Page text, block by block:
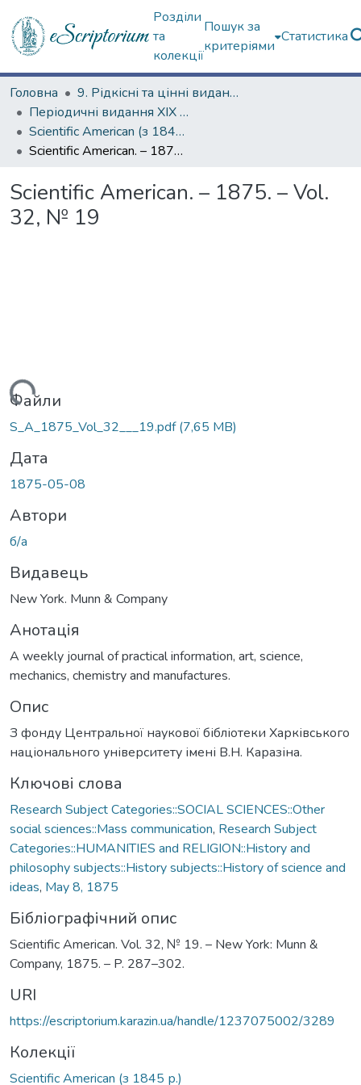
Розділи
та
колекції
Пошук за
критеріями
Статистика
Головна
9. Рідкісні та цінні видання
Періодичні видання ХІХ ст.
Scientific American (з 1845 р.)
Scientific American. – 1875. – Vol. 32, № 19
Scientific American. – 1875. – Vol.
32, № 19
Файли
S_A_1875_Vol_32___19.pdf(7,65 MB)
Дата
1875-05-08
Автори
б/а
Видавець
New York. Munn & Company
Анотація
A weekly journal of practical information, art, science,
mechanics, chemistry and manufactures.
Опис
З фонду Центральної наукової бібліотеки Харківського
національного університету імені В.Н. Каразіна.
Ключові слова
Research Subject Categories::SOCIAL SCIENCES::Other
social sciences::Mass communication, Research Subject
Categories::HUMANITIES and RELIGION::History and
philosophy subjects::History subjects::History of science and
ideas, May 8, 1875
Бібліографічний опис
Scientific American. Vol. 32, № 19. – New York: Munn &
Company, 1875. – P. 287–302.
URI
https://escriptorium.karazin.ua/handle/1237075002/3289
Колекції
Scientific American (з 1845 р.)